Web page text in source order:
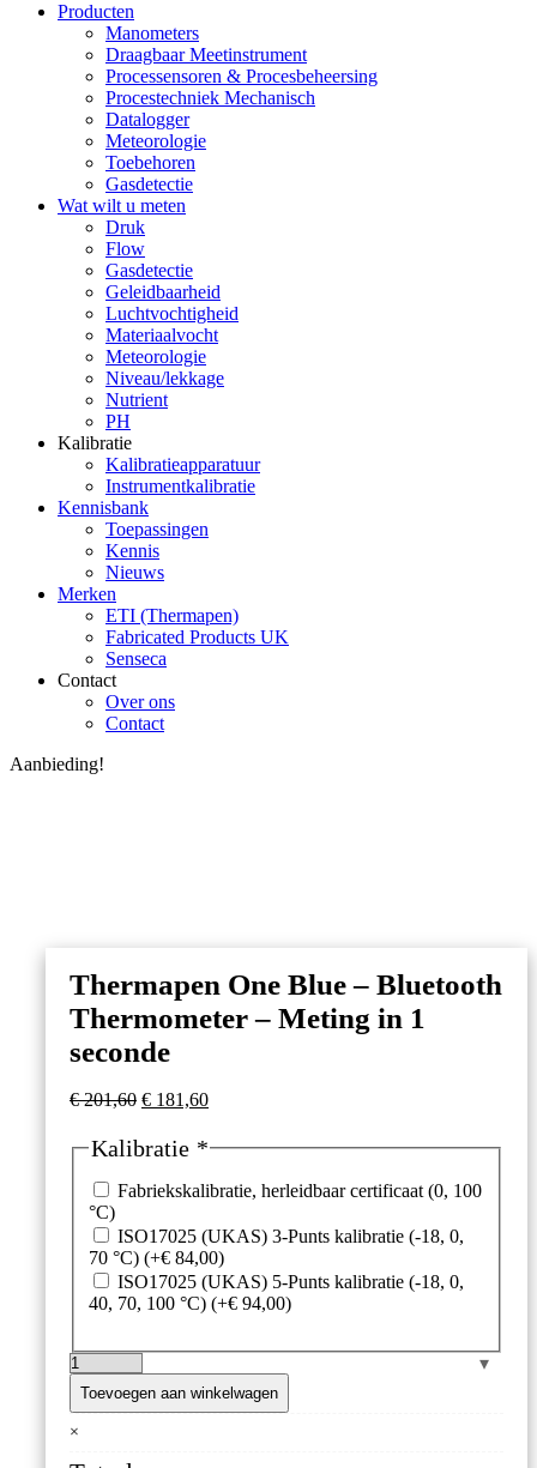
Producten
Manometers
Draagbaar Meetinstrument
Processensoren & Procesbeheersing
Procestechniek Mechanisch
Datalogger
Meteorologie
Toebehoren
Gasdetectie
Wat wilt u meten
Druk
Flow
Gasdetectie
Geleidbaarheid
Luchtvochtigheid
Materiaalvocht
Meteorologie
Niveau/lekkage
Nutrient
PH
Kalibratie
Kalibratieapparatuur
Instrumentkalibratie
Kennisbank
Toepassingen
Kennis
Nieuws
Merken
ETI (Thermapen)
Fabricated Products UK
Senseca
Contact
Over ons
Contact
Aanbieding!
Thermapen One Blue – Bluetooth
Thermometer – Meting in 1
seconde
€201,60 Oorspronkelijke
was:
€ 201,60.
€ 181,60Huidige
Kalibratie *
Fabriekskalibratie, herleidbaar certificaat (0, 100
°C)
ISO17025 (UKAS) 3-Punts kalibratie (-18, 0,
70 °C) (+€ 84,00)
ISO17025 (UKAS) 5-Punts kalibratie (-18, 0,
40, 70, 100 °C) (+€ 94,00)
Thermapen
One
Blue
–
Toevoegen aan winkelwagen
×